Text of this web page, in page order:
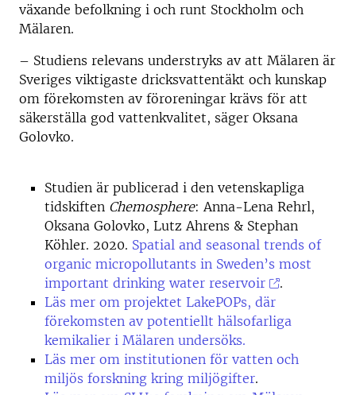
växande befolkning i och runt Stockholm och
Mälaren.
– Studiens relevans understryks av att Mälaren är
Sveriges viktigaste dricksvattentäkt och kunskap
om förekomsten av föroreningar krävs för att
säkerställa god vattenkvalitet, säger Oksana
Golovko.
Studien är publicerad i den vetenskapliga
tidskiften Chemosphere: Anna-Lena Rehrl,
Oksana Golovko, Lutz Ahrens & Stephan
Köhler. 2020. Spatial and seasonal trends of
organic micropollutants in Sweden’s most
important drinking water reservoir
.
Läs mer om projektet LakePOPs, där
förekomsten av potentiellt hälsofarliga
kemikalier i Mälaren undersöks.
Läs mer om institutionen för vatten och
miljös forskning kring miljögifter.